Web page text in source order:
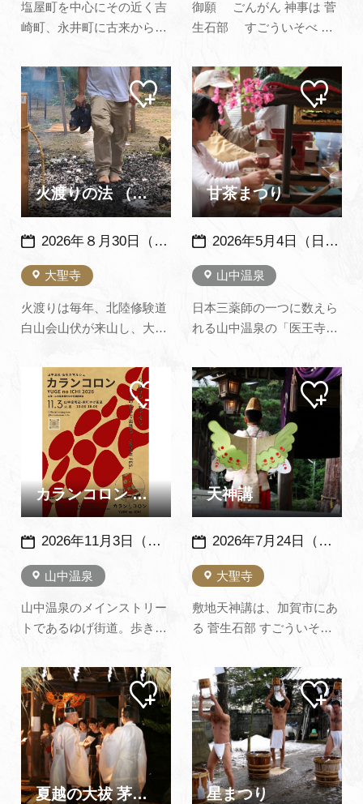
塩屋町を中心にその近く吉
崎町、永井町に古来から伝
で、旧盆に祖先の霊を迎え
て踊り歌われます。 太鼓も
使わず、日本海の波の音を
伴奏に踊る姿に派手さはな
いが、素朴で心を打たれる
踊りです。 又、一説には蓮
如上人から教えられた…
御願 ごんがん 神事は 菅
生石部 すごういそべ 神
ます。 天武天皇治世の頃、
677年の宝祚窮国家安泰御
立願により治世にも乱を忘
れないようにと山幸彦の炎
出見尊ほほでみのみこと
と、兄で海幸彦の酢…
火渡りの法 （夏の火祭り）
大聖寺
2026年８月30日（日）※例年：８月の最終日曜日に開催
火渡りは毎年、北陸修験道
白山会山伏が来山し、大岩
康と幸せを祈る荒行で
す。 「秘法火渡り修法」を
あなたも体験してみません
か。眼病平癒と厄除けでも
知られています。
マイ
ペー
ジに
追加
甘茶まつり
山中温泉
2026年5月4日（日） 例年：同日開催
日本三薬師の一つに数えら
れる山中温泉の「医王寺」
をお祝いする行事です。 お
釈迦様に甘茶をかけ、それ
をいただけば年中無病息災
に過ごせると伝えられてい
ます。
マイ
ペー
ジに
追加
カランコロン YUGE no ICHI 2026 （山中温泉）
山中温泉
2026年11月3日（火・祝） ※悪天候時中止
山中温泉のメインストリー
トであるゆげ街道。歩きた
息づくゆげ街道を舞台に
「食とアート」をテーマに
したイベントが開催されま
す。イベント詳細は公式
Instagramをご覧くださ
い。 （山中温泉公式サイ
トより転載）
マイ
ペー
ジに
追加
天神講
大聖寺
2026年7月24日（金）～26日（日）※毎年、同日開催 １日め：夏越の祓・茅の輪神事・蝶の舞、２日め：疫神祭・蝶の舞、３日め：湯の花神事、蝶の舞 他
敷地天神講は、加賀市にあ
る 菅生石部 すごういそ
社創祀以来およそ千四百年
続く大変古い神事で、江戸
時代には大聖寺藩の藩祭と
して、藩主をはじめ藩内全
住民がお参りしたといわれ
ます。 現在では敷地天神講
と親しまれ、毎年7…
マイ
ペー
夏越の大祓 茅の輪くぐり神事
マイ
ペー
ジに
追加
星まつり
マイ
ペー
ジに
追加